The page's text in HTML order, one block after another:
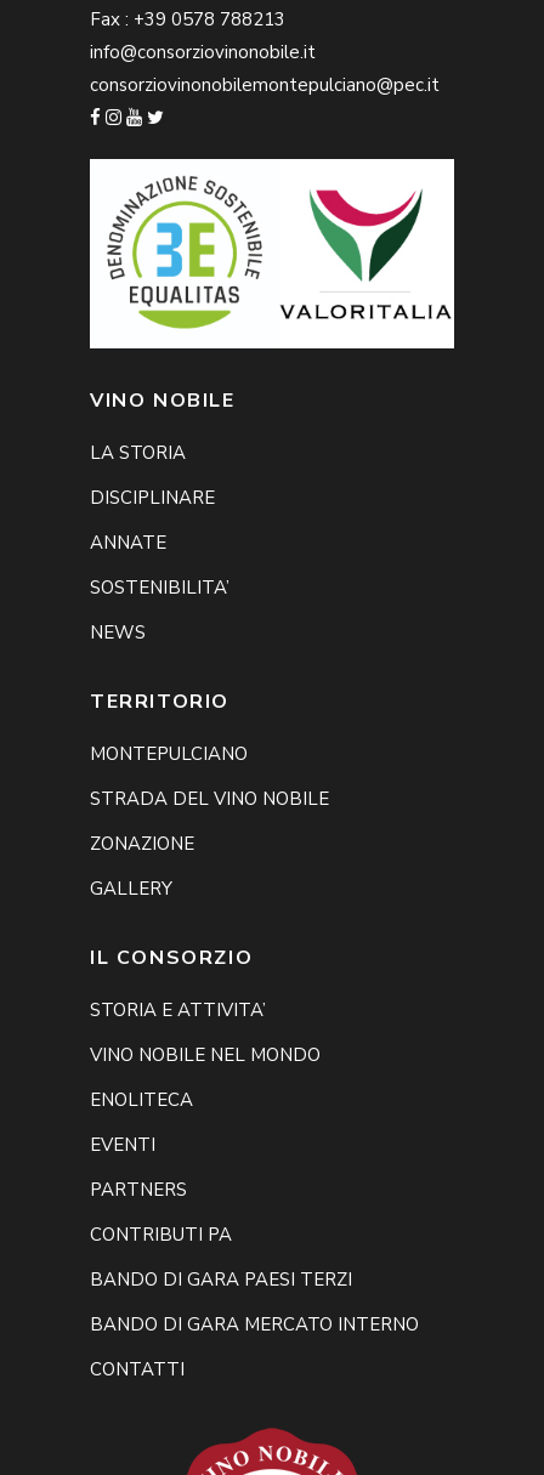
Fax : +39 0578 788213
info@consorziovinonobile.it
consorziovinonobilemontepulciano@pec.it
VINO NOBILE
LA STORIA
DISCIPLINARE
ANNATE
SOSTENIBILITA’
NEWS
TERRITORIO
MONTEPULCIANO
STRADA DEL VINO NOBILE
ZONAZIONE
GALLERY
IL CONSORZIO
STORIA E ATTIVITA’
VINO NOBILE NEL MONDO
ENOLITECA
EVENTI
PARTNERS
CONTRIBUTI PA
BANDO DI GARA PAESI TERZI
BANDO DI GARA MERCATO INTERNO
CONTATTI